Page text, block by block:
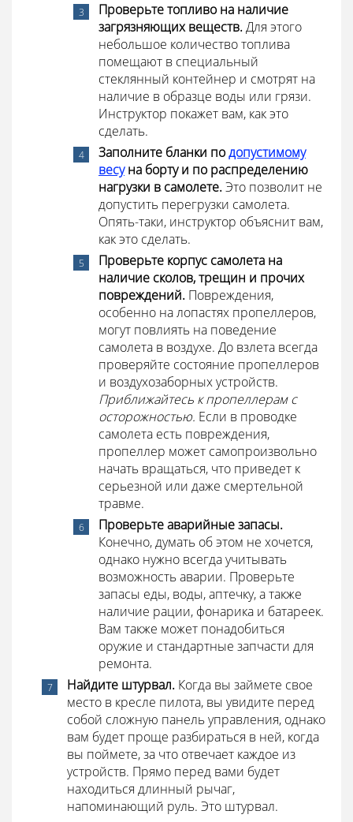
Проверьте топливо на наличие
загрязняющих веществ.Для этого
небольшое количество топлива
помещают в специальный
стеклянный контейнер и смотрят на
наличие в образце воды или грязи.
Инструктор покажет вам, как это
сделать.
Заполните бланки подопустимому
весуна борту и по распределению
нагрузки в самолете.Это позволит не
допустить перегрузки самолета.
Опять-таки, инструктор объяснит вам,
как это сделать.
Проверьте корпус самолета на
наличие сколов, трещин и прочих
повреждений. Повреждения,
особенно на лопастях пропеллеров,
могут повлиять на поведение
самолета в воздухе. До взлета всегда
проверяйте состояние пропеллеров
и воздухозаборных устройств.
Приближайтесь к пропеллерам с
осторожностью. Если в проводке
самолета есть повреждения,
пропеллер может самопроизвольно
начать вращаться, что приведет к
серьезной или даже смертельной
травме.
Проверьте аварийные запасы.
Конечно, думать об этом не хочется,
однако нужно всегда учитывать
возможность аварии. Проверьте
запасы еды, воды, аптечку, а также
наличие рации, фонарика и батареек.
Вам также может понадобиться
оружие и стандартные запчасти для
ремонта.
Найдите штурвал. Когда вы займете свое
место в кресле пилота, вы увидите перед
собой сложную панель управления, однако
вам будет проще разбираться в ней, когда
вы поймете, за что отвечает каждое из
устройств. Прямо перед вами будет
находиться длинный рычаг,
напоминающий руль. Это штурвал.